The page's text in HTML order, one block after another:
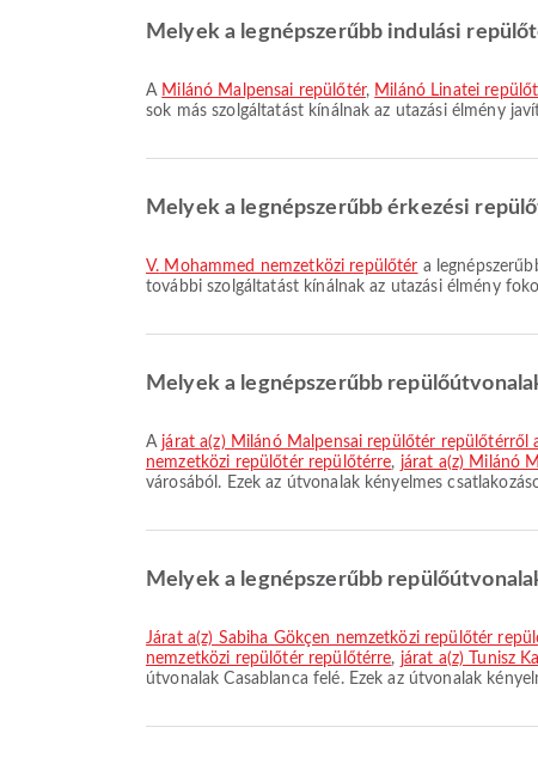
Melyek a legnépszerűbb indulási
A Milánó Malpensai repülőtér, Milánó Linatei
sok más szolgáltatást kínálnak az utazási élmény
Melyek a legnépszerűbb érkezési
V. Mohammed nemzetközi repülőtér a
további szolgáltatást kínálnak az utazási élmény
Melyek a legnépszerűbb
A járat a(z) Milánó Malpensai repülőtér repülőtérről
nemzetközi repülőtér repülőtérre, járat a(z) Milánó
városából. Ezek az útvonalak kényelmes
Melyek a legnépszerűbb
járat a(z) Sabiha Gökçen nemzetközi repülőtér
nemzetközi repülőtér repülőtérre, járat a(z) Tunisz
útvonalak Casablanca felé. Ezek az útvonalak